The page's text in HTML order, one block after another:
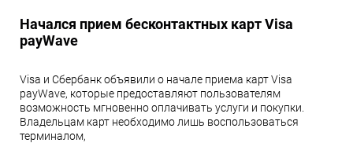
Начался прием бесконтактных карт Visa
payWave
Visa и Сбербанк объявили о начале приема карт Visa
payWave, которые предоставляют пользователям
возможность мгновенно оплачивать услуги и покупки.
Владельцам карт необходимо лишь воспользоваться
терминалом,